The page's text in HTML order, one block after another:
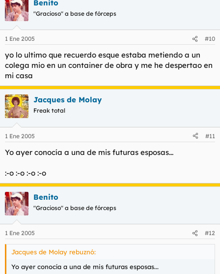
Benito
"Gracioso" a base de fórceps
1 Ene 2005 #10
yo lo ultimo que recuerdo esque estaba metiendo a un
colega mio en un container de obra y me he despertao en
mi casa
Jacques de Molay
Freak total
1 Ene 2005 #11
Yo ayer conocía a una de mis futuras esposas...
:-o :-o :-o :-o
Benito
"Gracioso" a base de fórceps
1 Ene 2005 #12
Jacques de Molay rebuznó:
Yo ayer conocía a una de mis futuras esposas...